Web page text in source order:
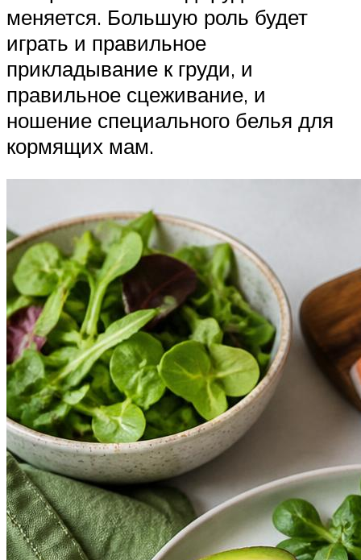
меняется. Большую роль будет
играть и правильное
прикладывание к груди, и
правильное сцеживание, и
ношение специального белья для
кормящих мам.